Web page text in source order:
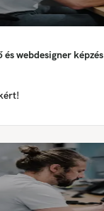
webdesigner képzés